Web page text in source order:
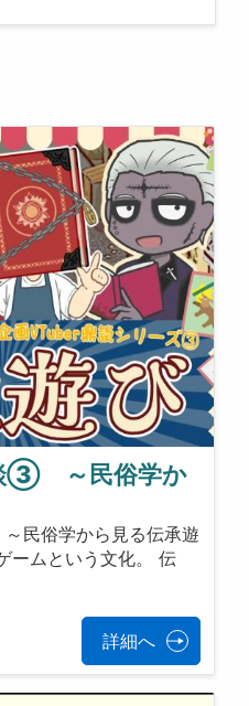
③ ～民俗学か
民俗学から見る伝承遊
ームという文化。 伝
詳細へ